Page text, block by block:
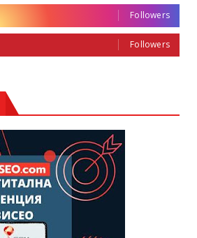
Followers
Followers